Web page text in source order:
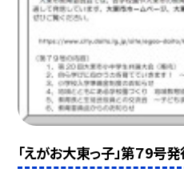
「えがお大東っ子」第７9号